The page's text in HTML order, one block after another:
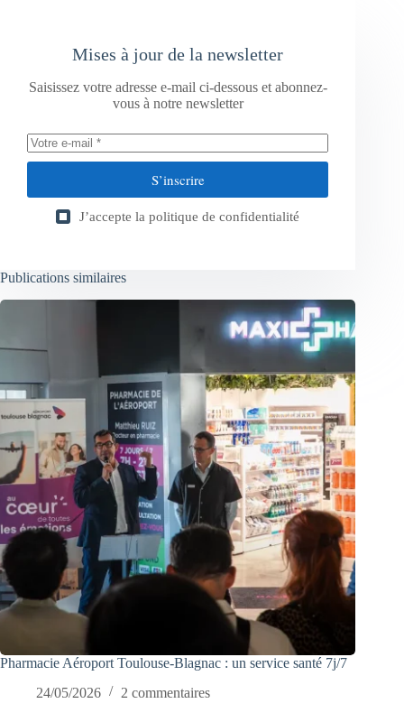
Mises à jour de la newsletter
Saisissez votre adresse e-mail ci-dessous et abonnez-
vous à notre newsletter
S’inscrire
J’accepte la politique de confidentialité
Publications similaires
Pharmacie Aéroport Toulouse-Blagnac : un service santé 7j/7
24/05/2026
2 commentaires